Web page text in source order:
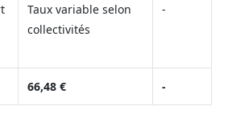
Taux variable selon
collectivités
-
66,48 € -